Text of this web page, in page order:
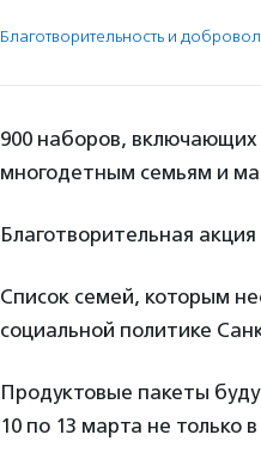
Благотвори­тель­ность и
900 наборов, включающих
многодетным семьям и
Благотворительная
Список семей, которым
социальной политике
Продуктовые пакеты
10 по 13 марта не только